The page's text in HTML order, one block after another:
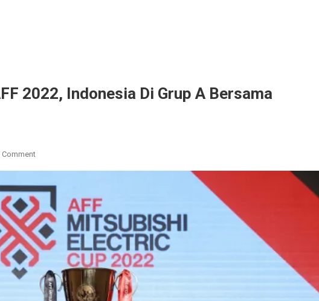
2022, Indonesia Di Grup A Bersama
CommentOn
Piala
AFF
2022,
Indonesia
Di
Grup
A
Bersama